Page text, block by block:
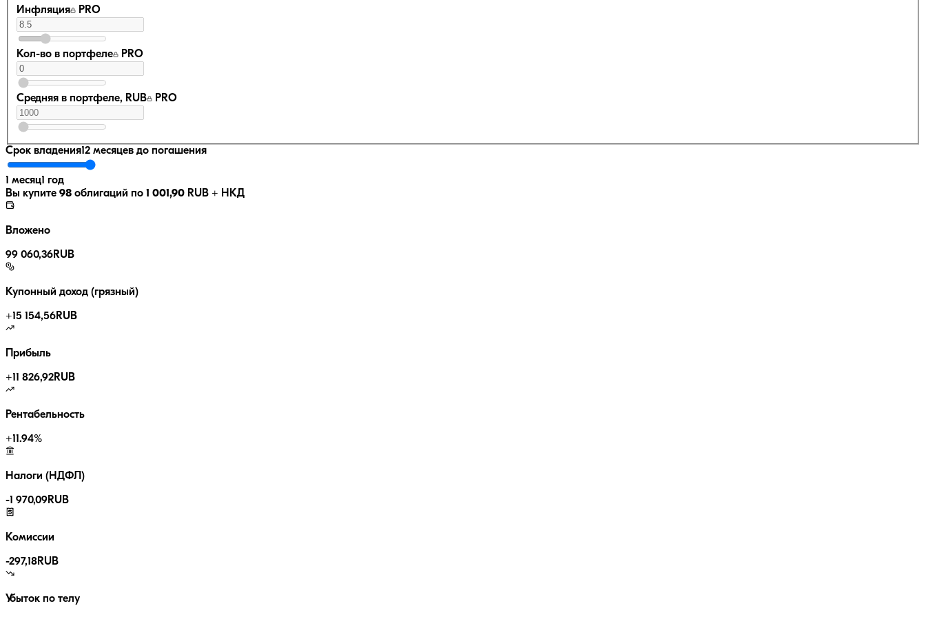
Инфляция PRO
Кол-во в портфеле PRO
Средняя в портфеле, RUB PRO
Срок владения12 месяцев до погашения
1 месяц1 год
Вы купите 98 облигаций по 1 001,90 RUB + НКД
Вложено
99 060,36RUB
Купонный доход (грязный)
+15 154,56RUB
Прибыль
+11 826,92RUB
Рентабельность
+11.94%
Налоги (НДФЛ)
-1 970,09RUB
Комиссии
-297,18RUB
Убыток по телу